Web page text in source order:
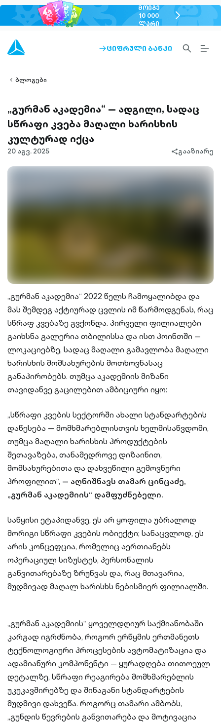
ᲛᲝᲘᲒᲔ
10 000
ᲚᲐᲠᲘ
chevron-
right-
ARROW-
ᲪᲘᲤᲠᲣᲚᲘ ᲑᲐᲜᲙᲘ
SEARCH-
OUTLINED
ბლოგები
„გურმან აკადემია“ — ადგილი, სადაც
სწრაფი კვება მაღალი ხარისხის
კულტურად იქცა
20 აგვ. 2025
share-
გააზიარე
„გურმან აკადემია“ 2022 წელს ჩამოყალიბდა და
მას შემდეგ აქტიურად ცვლის იმ წარმოდგენას, რაც
სწრაფ კვებაზე გვქონდა. პირველი ფილიალები
გაიხსნა გალერია თბილისსა და ისთ პოინთში —
ლოკაციებზე, სადაც მაღალი გამავლობა მაღალი
ხარისხის მომსახურების მოთხოვნასაც
განაპირობებს. თუმცა აკადემიის მიზანი
თავიდანვე გაცილებით ამბიციური იყო:
„სწრაფი კვების სექტორში ახალი სტანდარტების
დაწესება — მომხმარებლისთვის ხელმისაწვდომი,
თუმცა მაღალი ხარისხის პროდუქტების
შეთავაზება, თანამედროვე დიზაინით,
მომსახურებითა და დახვეწილი გემოვნური
პროფილით“, — აღნიშნავს თამარ ცინცაძე,
„გურმან აკადემიის“ დამფუძნებელი.
საწყისი ეტაპიდანვე, ეს არ ყოფილა უბრალოდ
მორიგი სწრაფი კვების ობიექტი; სანაცვლოდ, ეს
არის კონცეფცია, რომელიც აერთიანებს
ოპერაციულ სიზუსტეს, პერსონალის
განვითარებაზე ზრუნვას და, რაც მთავარია,
მუდმივად მაღალ ხარისხს ნებისმიერ ფილიალში.
„გურმან აკადემიის“ ყოველდღიურ საქმიანობაში
კარგად იგრძნობა, როგორ ერწყმის ერთმანეთს
ტექნოლოგიური პროცესების ავტომატიზაცია და
ადამიანური კომპონენტი — ყურადღება თითოეულ
დეტალზე, სწრაფი რეაგირება მომხმარებლის
უკუკავშირებზე და შინაგანი სტანდარტების
მუდმივი დახვეწა. როგორც თამარი ამბობს,
„გუნდის წევრების განვითარება და მოტივაცია